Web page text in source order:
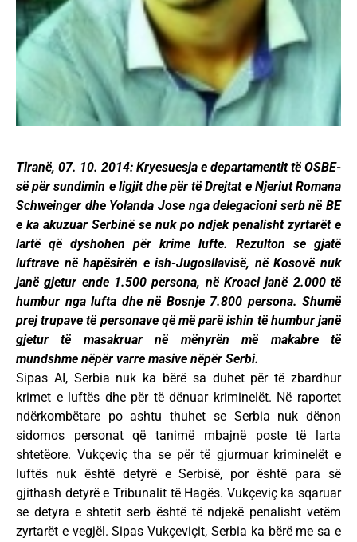
Tiranë, 07. 10. 2014: Kryesuesja e departamentit të OSBE-
së për sundimin e ligjit dhe për të Drejtat e Njeriut Romana
Schweinger dhe Yolanda Jose nga delegacioni serb në BE
e ka akuzuar Serbinë se nuk po ndjek penalisht zyrtarët e
lartë që dyshohen për krime lufte. Rezulton se gjatë
luftrave në hapësirën e ish-Jugosllavisë, në Kosovë nuk
janë gjetur ende 1.500 persona, në Kroaci janë 2.000 të
humbur nga lufta dhe në Bosnje 7.800 persona. Shumë
prej trupave të personave që më parë ishin të humbur janë
gjetur të masakruar në mënyrën më makabre të
mundshme nëpër varre masive nëpër Serbi.
Sipas AI, Serbia nuk ka bërë sa duhet për të zbardhur
krimet e luftës dhe për të dënuar kriminelët. Në raportet
ndërkombëtare po ashtu thuhet se Serbia nuk dënon
sidomos personat që tanimë mbajnë poste të larta
shtetëore. Vukçeviç tha se për të gjurmuar kriminelët e
luftës nuk është detyrë e Serbisë, por është para së
gjithash detyrë e Tribunalit të Hagës. Vukçeviç ka sqaruar
se detyra e shtetit serb është të ndjekë penalisht vetëm
zyrtarët e vegjël. Sipas Vukçeviçit, Serbia ka bërë me sa e